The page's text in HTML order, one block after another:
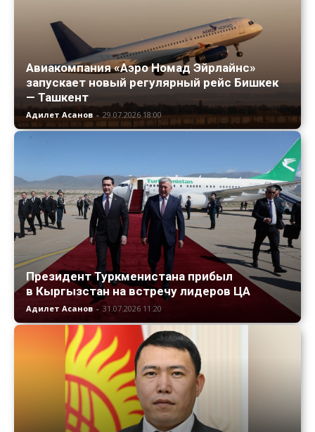
Авиакомпания «Аэро Номад Эйрлайнс»
запускает новый регулярный рейс Бишкек
— Ташкент
Адилет Асанов - 29.07.2026 18:00
Президент Туркменистана прибыл
в Кыргызстан на встречу лидеров ЦА
Адилет Асанов - 31.07.2026 11:20